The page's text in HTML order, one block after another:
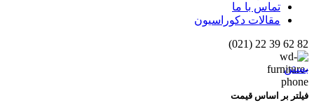
تماس با ما
مقالات دکوراسیون
82 62 39 22 (021)
بستن
فیلتر بر اساس قیمت